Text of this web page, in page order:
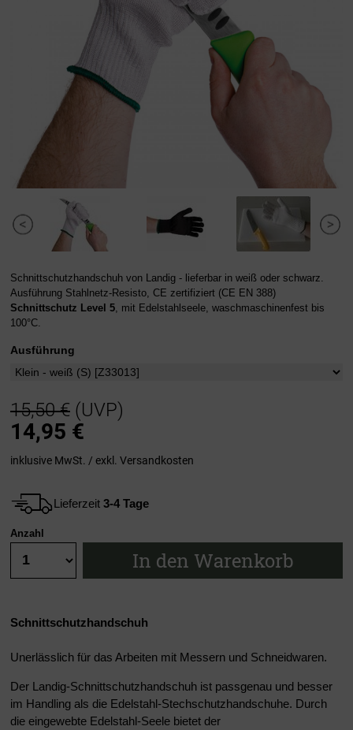
Schnittschutzhandschuh von Landig - lieferbar in weiß oder schwarz.
Ausführung Stahlnetz-Resisto, CE zertifiziert (CE EN 388)
Schnittschutz Level 5, mit Edelstahlseele, waschmaschinenfest bis
100°C.
Ausführung
15,50 € (UVP)
14,95 €
inklusive MwSt. / exkl. Versandkosten
Lieferzeit 3-4 Tage
Anzahl
In den Warenkorb
Schnittschutzhandschuh
Unerlässlich für das Arbeiten mit Messern und Schneidwaren.
Der Landig-Schnittschutzhandschuh ist passgenau und besser
im Handling als die Edelstahl-Stechschutzhandschuhe. Durch
die eingewebte Edelstahl-Seele bietet der